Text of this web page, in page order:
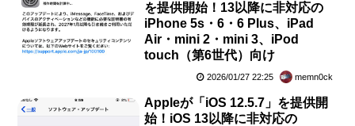
を提供開始！13以降に非対応の
iPhone 5s・6・6 Plus、iPad
Air・mini 2・mini 3、iPod
touch（第6世代）向け
2026/01/27 22:25 memn0ck
Appleが「iOS 12.5.7」を提供開
始！iOS 13以降に非対応の